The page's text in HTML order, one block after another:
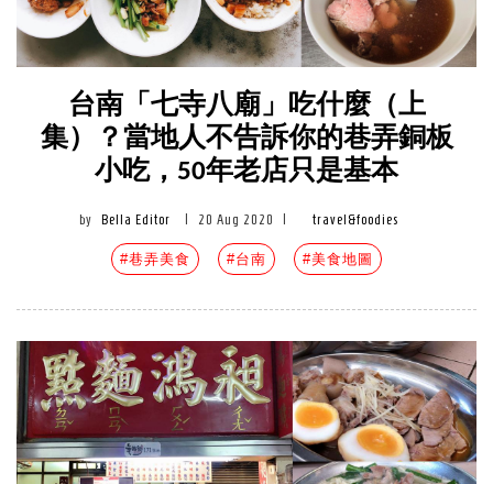
台南「七寺八廟」吃什麼（上
集）？當地人不告訴你的巷弄銅板
小吃，50年老店只是基本
by Bella Editor 20 Aug 2020 travel&foodies
#巷弄美食 #台南 #美食地圖